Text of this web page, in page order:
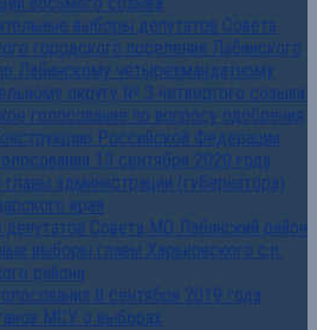
выборы депутатов Совета
городского поселения Лабинского
Лабинскому четырехмандатному
округу № 3 четвертого созыва
голосование по вопросу одобрения
Российской Федерации
13 сентября 2020 года
администрации (губернатора)
края
Совета МО Лабинский район
выборы главы Харьковского с.п.
района
8 сентября 2019 года
МСУ о выборах